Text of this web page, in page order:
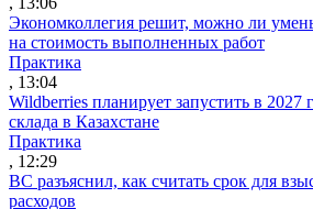
Экономколлегия решит, можно ли
на стоимость выполненных работ
Практика
, 13:04
Wildberries планирует запустить в 2027
склада в Казахстане
Практика
, 12:29
ВС разъяснил, как считать срок для
расходов